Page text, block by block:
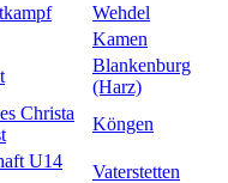
Wehdel
Kamen
Blankenburg
(Harz)
Christa
Köngen
U14
Vaterstetten